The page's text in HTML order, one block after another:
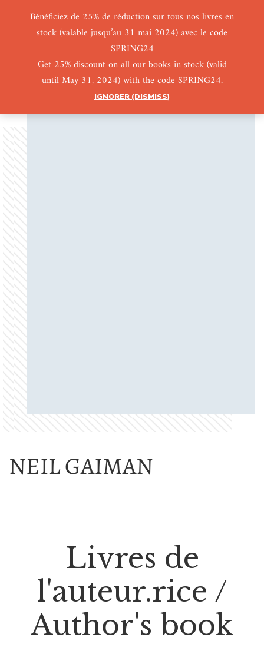
Bénéficiez de 25% de réduction sur tous nos livres en
stock (valable jusqu’au 31 mai 2024) avec le code
SPRING24
Get 25% discount on all our books in stock (valid
until May 31, 2024) with the code SPRING24.
IGNORER (DISMISS)
0 0
NEIL GAIMAN
Livres de
l'auteur.rice /
Author's book